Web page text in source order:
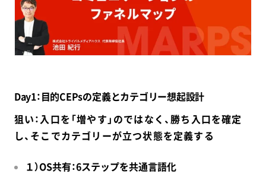
Day1：目的CEPsの定義とカテゴリー想起設計
狙い：入口を「増やす」のではなく、勝ち入口を確定
し、そこでカテゴリーが立つ状態を定義する
１）OS共有：6ステップを共通言語化